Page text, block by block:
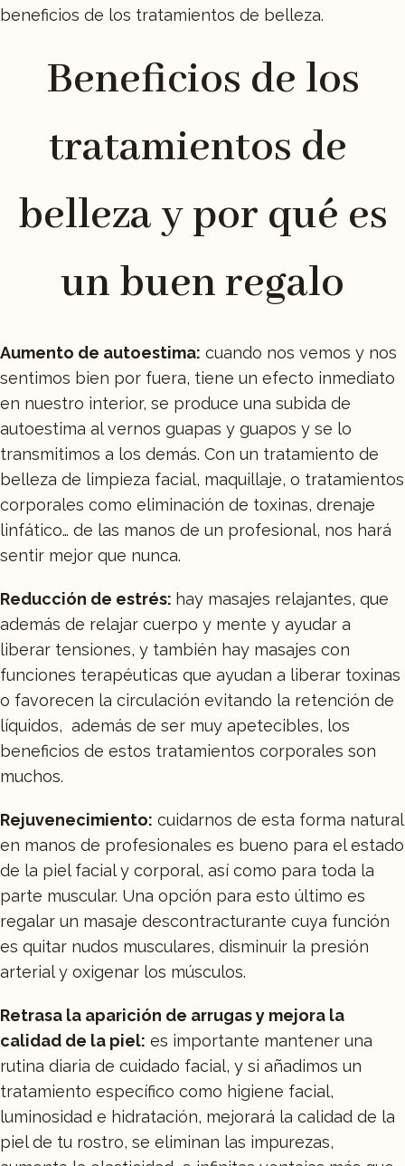
beneficios de los tratamientos de belleza.
Beneficios de los
tratamientos de
belleza y por qué es
un buen regalo
Aumento de autoestima: cuando nos vemos y nos
sentimos bien por fuera, tiene un efecto inmediato
en nuestro interior, se produce una subida de
autoestima al vernos guapas y guapos y se lo
transmitimos a los demás. Con un tratamiento de
belleza de limpieza facial, maquillaje, o tratamientos
corporales como eliminación de toxinas, drenaje
linfático… de las manos de un profesional, nos hará
sentir mejor que nunca.
Reducción de estrés: hay masajes relajantes, que
además de relajar cuerpo y mente y ayudar a
liberar tensiones, y también hay masajes con
funciones terapéuticas que ayudan a liberar toxinas
o favorecen la circulación evitando la retención de
líquidos, además de ser muy apetecibles, los
beneficios de estos tratamientos corporales son
muchos.
Rejuvenecimiento: cuidarnos de esta forma natural
en manos de profesionales es bueno para el estado
de la piel facial y corporal, así como para toda la
parte muscular. Una opción para esto último es
regalar un masaje descontracturante cuya función
es quitar nudos musculares, disminuir la presión
arterial y oxigenar los músculos.
Retrasa la aparición de arrugas y mejora la
calidad de la piel: es importante mantener una
rutina diaria de cuidado facial, y si añadimos un
tratamiento específico como higiene facial,
luminosidad e hidratación, mejorará la calidad de la
piel de tu rostro, se eliminan las impurezas,